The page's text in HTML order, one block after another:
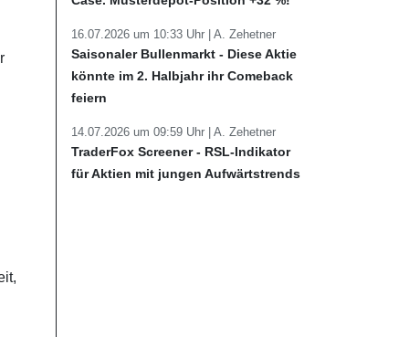
16.07.2026 um 10:33 Uhr | A. Zehetner
Saisonaler Bullenmarkt - Diese Aktie
könnte im 2. Halbjahr ihr Comeback
feiern
14.07.2026 um 09:59 Uhr | A. Zehetner
TraderFox Screener - RSL-Indikator
für Aktien mit jungen Aufwärtstrends